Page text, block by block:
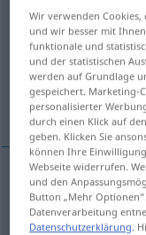
fotelm <-a;-e>
Übersicht aller
(Für mehr Details die
Sessel
Sesselm fotel
Wir verwenden Cookies,
und wir besser mit
funktionale und
und der statistischen
werden auf Grundlage
gespeichert. Marketing-
personalisierter
durch einen Klick auf
geben. Klicken Sie
können Ihre
Webseite widerrufen.
und den
Button „Mehr
Datenverarbeitung
Datenschutzerklärung.